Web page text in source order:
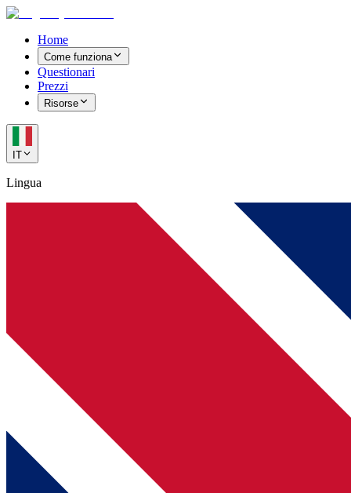
Home
Come funziona
Questionari
Prezzi
Risorse
IT
Lingua